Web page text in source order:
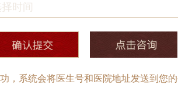
，系统会将医生号和医院地址发送到您